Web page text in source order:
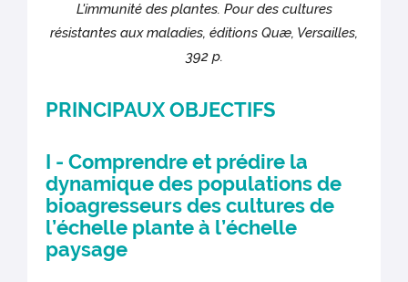
L'immunité des plantes. Pour des cultures
résistantes aux maladies, éditions Quæ, Versailles,
392 p.
PRINCIPAUX OBJECTIFS
I - Comprendre et prédire la
dynamique des populations de
bioagresseurs des cultures de
l’échelle plante à l’échelle
paysage